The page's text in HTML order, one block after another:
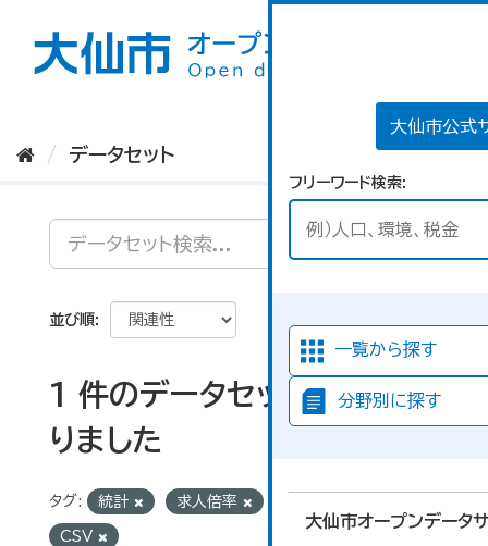
大仙市公式
フリーワード検索
一覧から探す
分野別に探す
大仙市オープンデータ
データセット
並び順
1 件のデータセットが見つか
りました
タグ: 統計 求人倍率
CSV